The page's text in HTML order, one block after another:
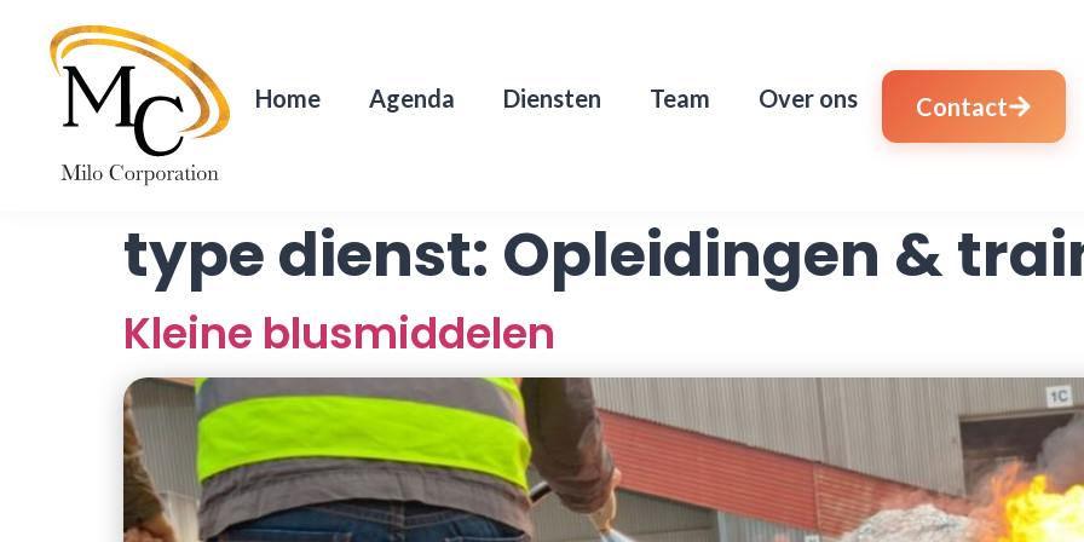
Home Agenda Diensten Team Over ons Contact
type dienst: Opleidingen &
Kleine blusmiddelen